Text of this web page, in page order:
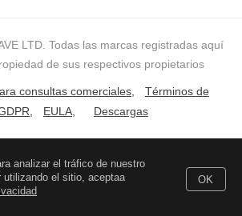
analizar el tráfico de nuestro
utilizando el sitio, aceptaa
OK
LTD. Todas las marcas registradas aquí
de sus respectivos propietarios
consultas comerciales
Términos de
EULA Descargas